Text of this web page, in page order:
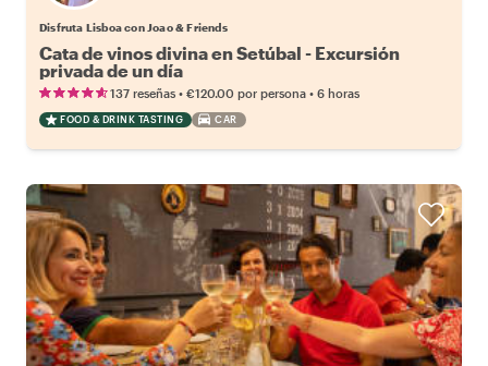
Disfruta Lisboa con Joao & Friends
Cata de vinos divina en Setúbal - Excursión
privada de un día
137 reseñas • €120.00 por persona • 6 horas
FOOD & DRINK TASTING CAR